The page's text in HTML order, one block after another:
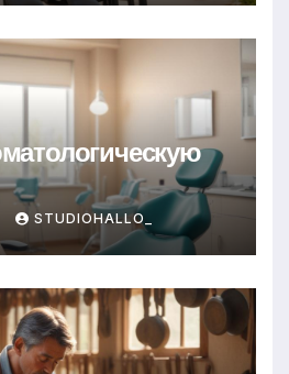
STUDIOHALLO_